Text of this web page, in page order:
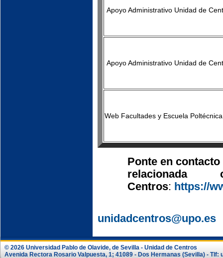
Apoyo Administrativo Unidad de
Apoyo Administrativo Unidad de
Web Facultades y Escuela Poltécnica
Ponte en
Centros: https://
unidadcentros@upo.es
© 2026 Universidad Pablo de Olavide, de Sevilla - Unidad de Centros
Avenida Rectora Rosario Valpuesta, 1; 41089 - Dos Hermanas (Sevilla) - Tlf: